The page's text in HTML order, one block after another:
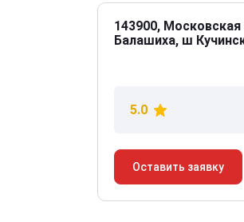
143900, Московская
Балашиха, ш
5.0
Оставить заявку